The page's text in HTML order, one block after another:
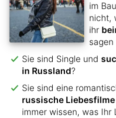
im
nicht,
ihr
sagen
Sie sind Single und
in Russland?
Sie sind eine
russische Liebesfilme
immer wissen, was Ihr